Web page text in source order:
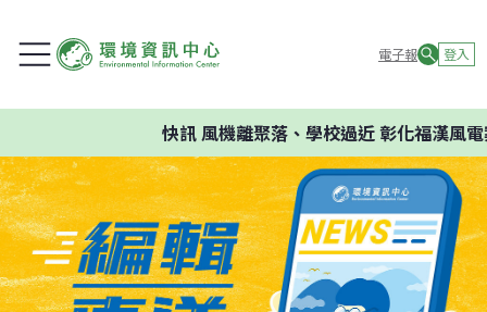
電子報 登入
快訊風機離聚落、學校過近 彰化福漢風電